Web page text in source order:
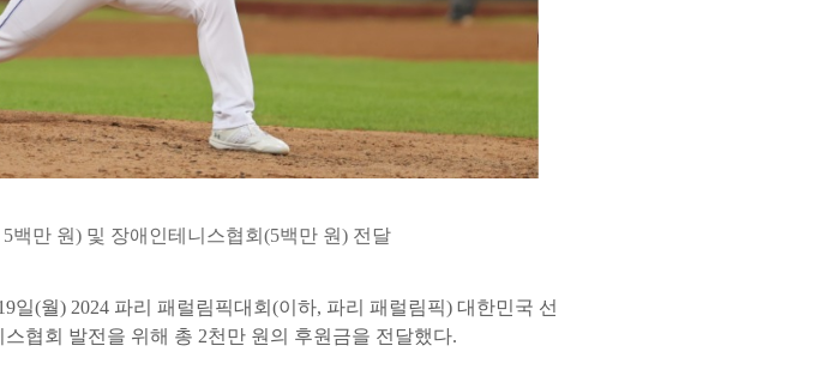
백만 원) 및 장애인테니스협회(5백만 원) 전달
일(월) 2024 파리 패럴림픽대회(이하, 파리 패럴림픽) 대한민국 선
협회 발전을 위해 총 2천만 원의 후원금을 전달했다.